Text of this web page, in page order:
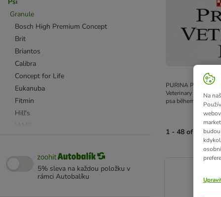
Granule
Bosch High Premium Concept
Brit
Briantos
Calibra
Concept for Life
Eukanuba
Fitmin
Hill's
PURINA PRO PLAN
Purizon
5% sleva na každou položku v
rámci Autobalíku
PURINA PRO PLAN
Veterinary Diets by
psa během
1 - 48 of 61
product items
Na